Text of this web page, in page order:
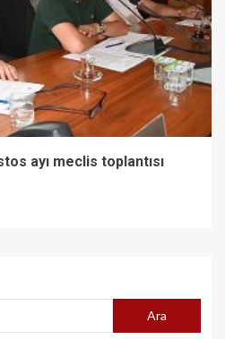
ayı meclis toplantısı
Ara